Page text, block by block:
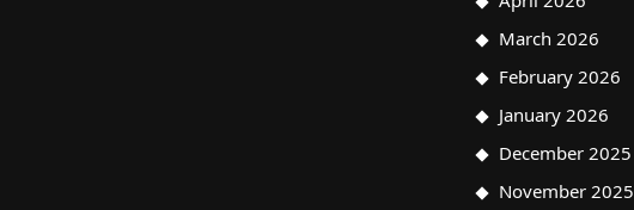
March 2026
February 2026
January 2026
December 2025
November 2025